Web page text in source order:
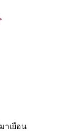
เยือน